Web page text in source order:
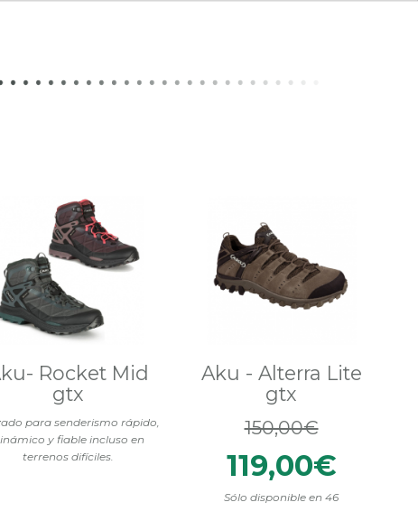
para senderismo rápido,
y fiable incluso en
terrenos difíciles.
Rocket Mid
gtx
Sólo disponible en 46
Aku - Alterra Lite
gtx
150,00€
119,00€